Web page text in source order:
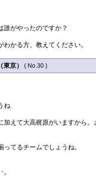
誰がやったのですか？
かる方、教えてください。
京） ( No.30 )
ね
加えて大高梶原がいますから
てるチームでしょうね。